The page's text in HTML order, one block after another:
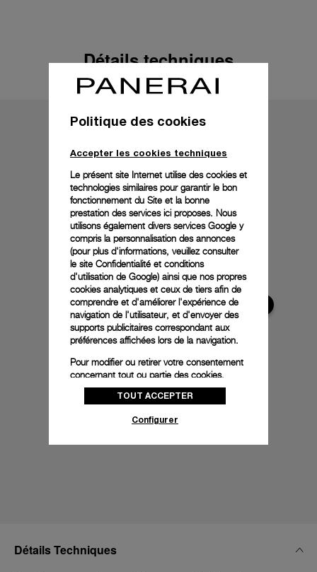
Détails techniques
Détails Techniques
Politique des cookies
Accepter les cookies techniques
Le présent site Internet utilise des cookies et
technologies similaires pour garantir le bon
fonctionnement du Site et la bonne
prestation des services ici proposes. Nous
utilisons également divers services Google y
compris la personnalisation des annonces
(pour plus d'informations, veuillez consulter
le site Confidentialité et conditions
d'utilisation de Google) ainsi que nos propres
cookies analytiques et ceux de tiers afin de
comprendre et d'améliorer l'expérience de
navigation de l'utilisateur, et d'envoyer des
supports publicitaires correspondant aux
préférences affichées lors de la navigation.
Pour modifier ou retirer votre consentement
concernant tout ou partie des cookies,
cliquez sur « Configurer » ou consultez notre
politique des cookiespour obtenir plus
donnez votre consentement pour l’utilisation
TOUT ACCEPTER
Configurer